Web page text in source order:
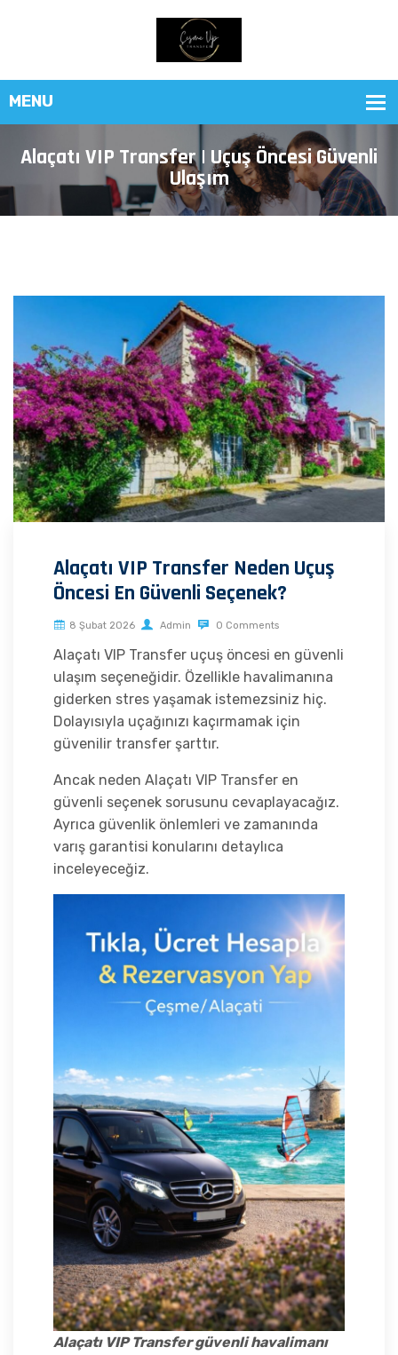
Alaçatı VIP Transfer | Uçuş Öncesi Güvenli
Ulaşım
Alaçatı VIP Transfer Neden Uçuş
Öncesi En Güvenli Seçenek?
8 Şubat 2026 Admin 0 Comments
Alaçatı VIP Transfer uçuş öncesi en güvenli
ulaşım seçeneğidir. Özellikle havalimanına
giderken stres yaşamak istemezsiniz hiç.
Dolayısıyla uçağınızı kaçırmamak için
güvenilir transfer şarttır.
Ancak neden Alaçatı VIP Transfer en
güvenli seçenek sorusunu cevaplayacağız.
Ayrıca güvenlik önlemleri ve zamanında
varış garantisi konularını detaylıca
inceleyeceğiz.
Alaçatı VIP Transfer güvenli havalimanı